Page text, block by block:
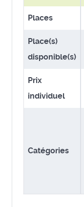
Places
Place(s)
disponible(s)
Prix
individuel
Catégories